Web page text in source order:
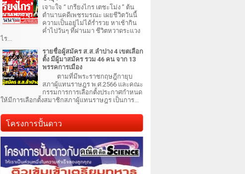
เจาะใจ “ เกรียงไกร เตชะโม่ง ” ต้น
ตำนานคดีเพชรมรณะ เผยชีวิตวันนี้
ความเป็นอยู่ไม่ได้ร่ำรวย หาเช้ากิน
ค่ำไปวันๆ ที่ผ่านมา ชีวิตหวาดระแวง
ไร...
รายชื่อผู้สมัคร ส.ส.ลำปาง 4 เขตเลือก
ตั้ง มีผู้มาสมัคร รวม 46 คน จาก 13
พรรคการเมือง
ตามที่มีพระราชกฤษฎีกายุบ
สภาผู้แทนราษฎร พ.ศ.2566 และคณะ
กรรมการการเลือกตั้งประกาศกำหนด
ให้มีการเลือกตั้งสมาชิกสภาผู้แทนราษฎร เป็นการ...
โครงการปั้นดาว